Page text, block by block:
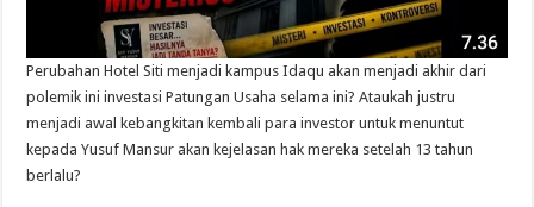
Perubahan Hotel Siti menjadi kampus Idaqu akan menjadi akhir dari
polemik ini investasi Patungan Usaha selama ini? Ataukah justru
menjadi awal kebangkitan kembali para investor untuk menuntut
kepada Yusuf Mansur akan kejelasan hak mereka setelah 13 tahun
berlalu?